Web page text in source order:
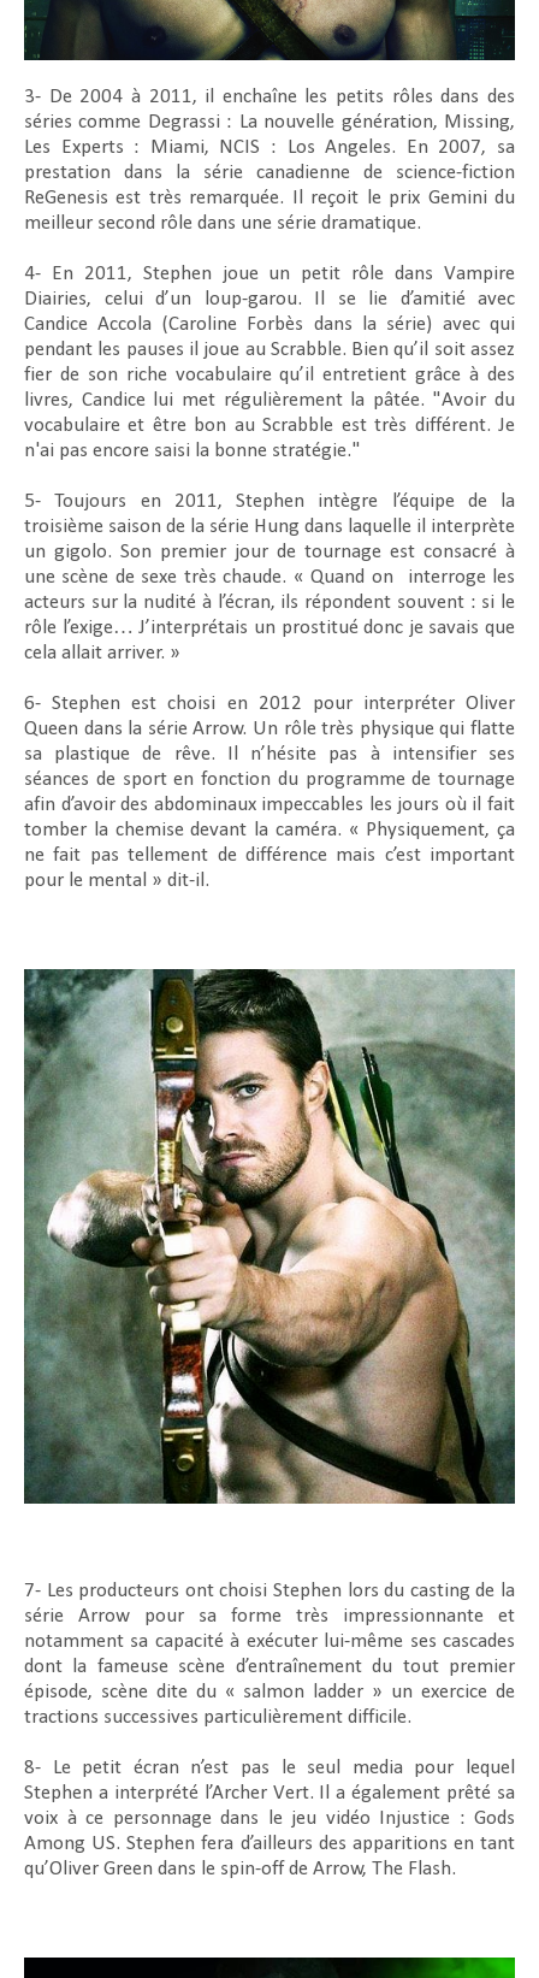
3- De 2004 à 2011, il enchaîne les petits rôles dans des
séries comme Degrassi : La nouvelle génération, Missing,
Les Experts : Miami, NCIS : Los Angeles. En 2007, sa
prestation dans la série canadienne de science-fiction
ReGenesis est très remarquée. Il reçoit le prix Gemini du
meilleur second rôle dans une série dramatique.
4- En 2011, Stephen joue un petit rôle dans Vampire
Diairies, celui d’un loup-garou. Il se lie d’amitié avec
Candice Accola (Caroline Forbès dans la série) avec qui
pendant les pauses il joue au Scrabble. Bien qu’il soit assez
fier de son riche vocabulaire qu’il entretient grâce à des
livres, Candice lui met régulièrement la pâtée. "Avoir du
vocabulaire et être bon au Scrabble est très différent. Je
n'ai pas encore saisi la bonne stratégie."
5- Toujours en 2011, Stephen intègre l’équipe de la
troisième saison de la série Hung dans laquelle il interprète
un gigolo. Son premier jour de tournage est consacré à
une scène de sexe très chaude. « Quand on
interroge les
acteurs sur la nudité à l’écran, ils répondent souvent : si le
rôle l’exige… J’interprétais un prostitué donc je savais que
cela allait arriver. »
6- Stephen est choisi en 2012 pour interpréter Oliver
Queen dans la série Arrow. Un rôle très physique qui flatte
sa plastique de rêve. Il n’hésite pas à intensifier ses
séances de sport en fonction du programme de tournage
afin d’avoir des abdominaux impeccables les jours où il fait
tomber la chemise devant la caméra. « Physiquement, ça
ne fait pas tellement de différence mais c’est important
pour le mental » dit-il.
7- Les producteurs ont choisi Stephen lors du casting de la
série Arrow pour sa forme très impressionnante et
notamment sa capacité à exécuter lui-même ses cascades
dont la fameuse scène d’entraînement du tout premier
épisode, scène dite du « salmon ladder » un exercice de
tractions successives particulièrement difficile.
8- Le petit écran n’est pas le seul media pour lequel
Stephen a interprété l’Archer Vert. Il a également prêté sa
voix à ce personnage dans le jeu vidéo Injustice : Gods
Among US. Stephen fera d’ailleurs des apparitions en tant
qu’Oliver Green dans le spin-off de Arrow, The Flash.